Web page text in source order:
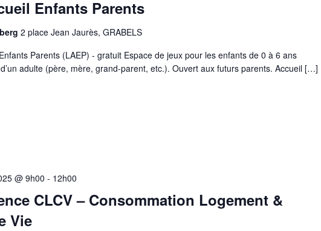
Enfants Parents
2 place Jean Jaurès, GRABELS
Parents (LAEP) - gratuit Espace de jeux pour les enfants de 0 à 6 ans
adulte (père, mère, grand-parent, etc.). Ouvert aux futurs parents. Accueil […]
CLCV – Consommation Logement &
Vie
@ 9h00 - 12h00